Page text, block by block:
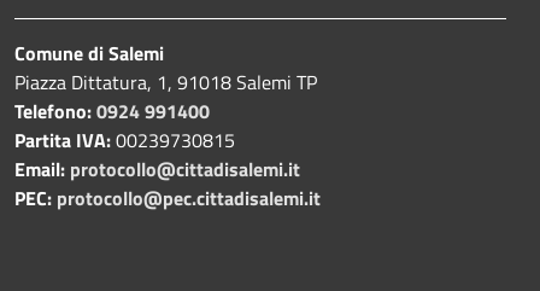
Comune di Salemi
Piazza Dittatura, 1, 91018 Salemi TP
Telefono:0924 991400
Partita IVA:00239730815
Email: protocollo@cittadisalemi.it
PEC: protocollo@pec.cittadisalemi.it